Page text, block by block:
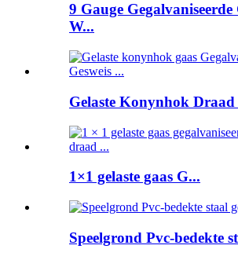
9 Gauge Gegalvaniseerde
W...
Gelaste Konynhok Draad
1×1 gelaste gaas G...
Speelgrond Pvc-bedekte